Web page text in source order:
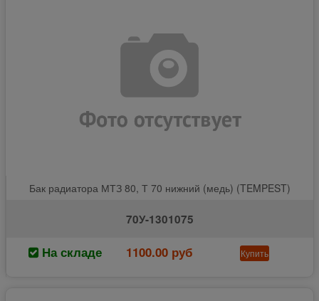
Бак радиатора МТЗ 80, Т 70 нижний (медь) (TEMPEST)
70У-1301075
На складе 1100.00 руб Купить